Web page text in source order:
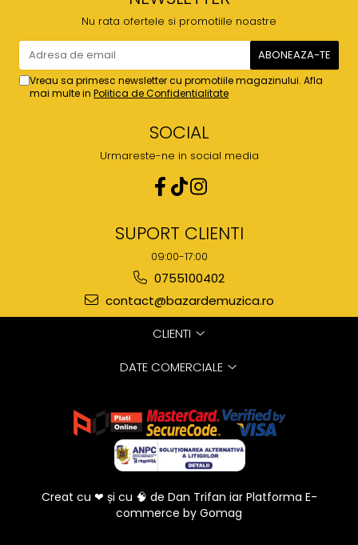
Nu rata ofertele si promotiile noastre
Vreau sa primesc newsletter cu promotiile magazinului. Afla
mai multe in Politica de Confidentialitate
SOCIAL
Urmareste-ne in social media
SUPORT CLIENTI
09:00-17:00
0755100402
contact@bazardemuzica.ro
CLIENTI
DATE COMERCIALE
Creat cu ❤ și cu 🧠 de Dan Trifan iar Platforma E-
commerce by Gomag